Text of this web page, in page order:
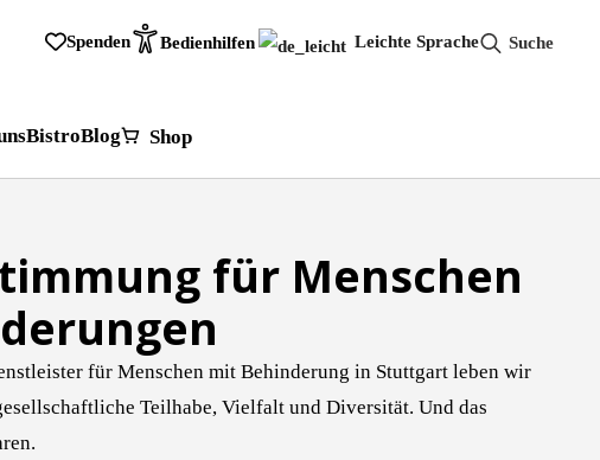
Spenden Bedienhilfen Leichte Sprache
BistroBlog Shop
für Menschen
für Menschen mit Behinderung in Stuttgart leben wir
Teilhabe, Vielfalt und Diversität. Und das